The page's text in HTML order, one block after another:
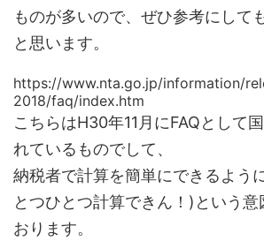
ものが多いので、 ぜひ参考にして
と思います。
https://www.nta.go.jp/information/
2018/faq/index.htm
こちらはH30年11月にFAQとして
れているものでして、
納税者で計算を簡単にできるよう
とつひとつ計算できん！)という意
おります。